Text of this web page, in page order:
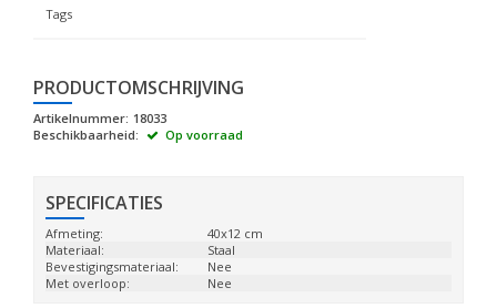
Tags
PRODUCTOMSCHRIJVING
Artikelnummer: 18033
Beschikbaarheid:
Op voorraad
SPECIFICATIES
Afmeting:
40x12 cm
Materiaal:
Staal
Bevestigingsmateriaal:
Nee
Met overloop:
Nee